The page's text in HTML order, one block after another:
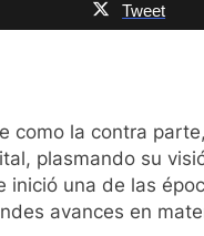
Tweet
como la contra
plasmando su
inició una de las
avances en